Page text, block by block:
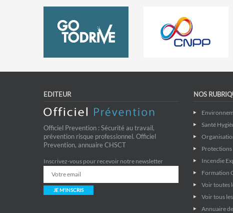
EDITEUR
Officiel Prevention : Sécurité au travail,
prévention risque professionnel. Officiel
Prevention, annuaire CHSCT
Inscrivez-vous pour recevoir notre newsletter
JE M'INSCRIS
NOS
Santé
Incendie
Formation
Voir toutes
Voir tous
Annuaire